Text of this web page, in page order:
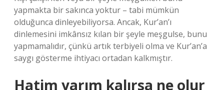
yapmakta bir sakınca yoktur – tabi mümkün
olduğunca dinleyebiliyorsa. Ancak, Kur’an’ı
dinlemesini imkânsız kılan bir şeyle meşgulse, bunu
yapmamalıdır, çünkü artık terbiyeli olma ve Kur’an’a
saygı gösterme ihtiyacı ortadan kalkmıştır.
Hatim yarım kalırsa ne olur